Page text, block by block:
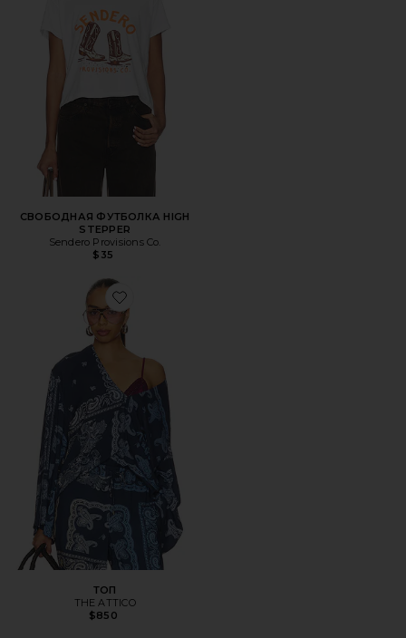
СВОБОДНАЯ ФУТБОЛКА HIGH
STEPPER
Sendero Provisions Co.
$35
Favorite ТОП
ТОП
THE ATTICO
$850